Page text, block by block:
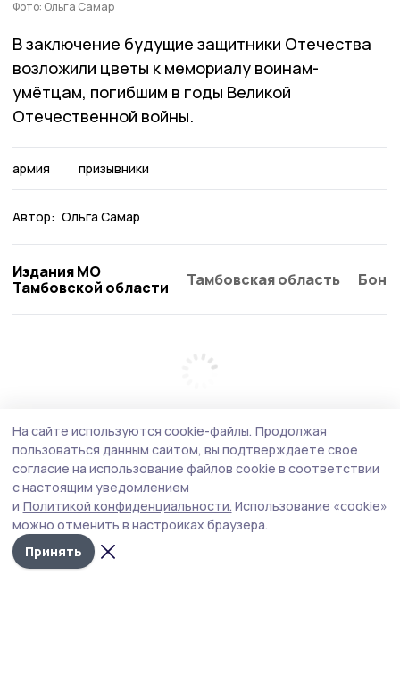
Фото: Ольга Самар
В заключение будущие защитники Отечества
возложили цветы к мемориалу воинам-
умётцам, погибшим в годы Великой
Отечественной войны.
армия призывники
Автор: Ольга Самар
Издания МО
Тамбовской области
Тамбовская область
На сайте используются cookie-файлы. Продолжая
пользоваться данным сайтом, вы подтверждаете свое
согласие на использование файлов cookie в соответствии
с настоящим уведомлением
и Политикой конфиденциальности. Использование «cookie»
можно отменить в настройках браузера.
Принять